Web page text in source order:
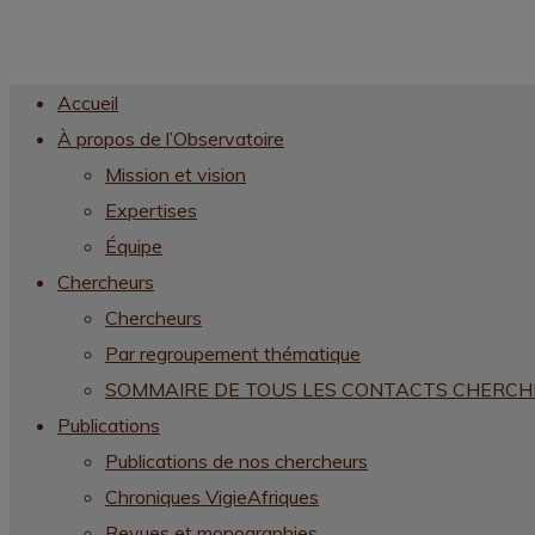
Accueil
À propos de l’Observatoire
Mission et vision
Expertises
Équipe
Chercheurs
Chercheurs
Par regroupement thématique
SOMMAIRE DE TOUS LES CONTACTS
Publications
Publications de nos chercheurs
Chroniques VigieAfriques